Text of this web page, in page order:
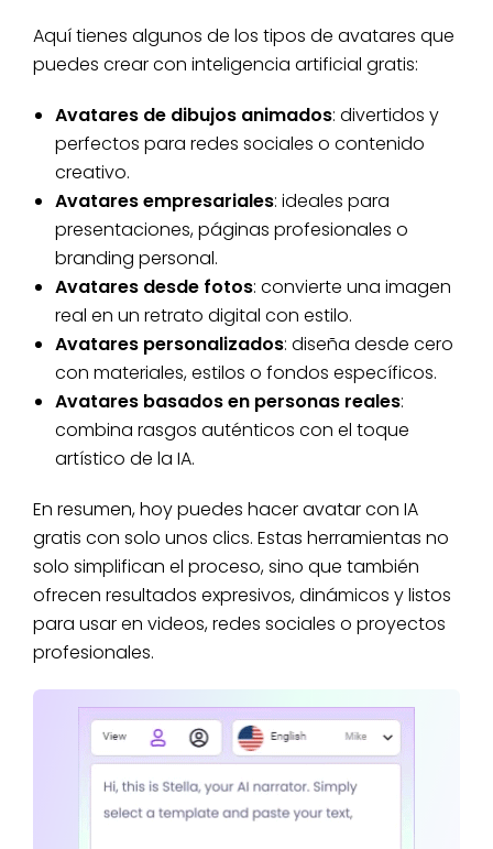
Aquí tienes algunos de los tipos de avatares que
puedes crear con inteligencia artificial gratis:
Avatares de dibujos animados: divertidos y
perfectos para redes sociales o contenido
creativo.
Avatares empresariales: ideales para
presentaciones, páginas profesionales o
branding personal.
Avatares desde fotos: convierte una imagen
real en un retrato digital con estilo.
Avatares personalizados: diseña desde cero
con materiales, estilos o fondos específicos.
Avatares basados en personas reales:
combina rasgos auténticos con el toque
artístico de la IA.
En resumen, hoy puedes hacer avatar con IA
gratis con solo unos clics. Estas herramientas no
solo simplifican el proceso, sino que también
ofrecen resultados expresivos, dinámicos y listos
para usar en videos, redes sociales o proyectos
profesionales.